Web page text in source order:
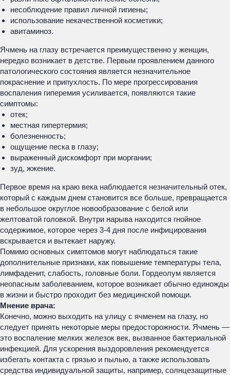
несоблюдение правил личной гигиены;
использование некачественной косметики;
авитаминоз.
Ячмень на глазу встречается преимущественно у женщин,
нередко возникает в детстве. Первым проявлением данного
патологического состояния является незначительное
покраснение и припухлость. По мере прогрессирования
воспаления гиперемия усиливается, появляются такие
симптомы:
отек;
местная гипертермия;
болезненность;
ощущение песка в глазу;
выраженный дискомфорт при моргании;
зуд, жжение.
Первое время на краю века наблюдается незначительный отек,
который с каждым днем становится все больше, превращается
в небольшое округлое новообразование с белой или
желтоватой головкой. Внутри нарыва находится гнойное
содержимое, которое через 3-4 дня после инфицирования
вскрывается и вытекает наружу.
Помимо основных симптомов могут наблюдаться такие
дополнительные признаки, как повышение температуры тела,
лимфаденит, слабость, головные боли. Гордеолум является
неопасным заболеванием, которое возникает обычно единожды
в жизни и быстро проходит без медицинской помощи.
Мнение врача:
Конечно, можно выходить на улицу с ячменем на глазу, но
следует принять некоторые меры предосторожности. Ячмень —
это воспаление мелких железок век, вызванное бактериальной
инфекцией. Для ускорения выздоровления рекомендуется
избегать контакта с грязью и пылью, а также использовать
средства индивидуальной защиты, например, солнцезащитные